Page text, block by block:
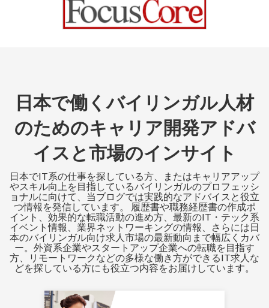
日本で働くバイリンガル人材
のためのキャリア開発アドバ
イスと市場のインサイト
日本でIT系の仕事を探している方、またはキャリアアップ
やスキル向上を目指しているバイリンガルのプロフェッシ
ョナルに向けて、当ブログでは実践的なアドバイスと役立
つ情報を発信しています。 履歴書や職務経歴書の作成ポ
イント、効果的な転職活動の進め方、最新のIT・テック系
イベント情報、業界ネットワーキングの情報、さらには日
本のバイリンガル向け求人市場の最新動向まで幅広くカバ
ー。外資系企業やスタートアップ企業への転職を目指す
方、リモートワークなどの多様な働き方ができるIT求人な
どを探している方にも役立つ内容をお届けしています。